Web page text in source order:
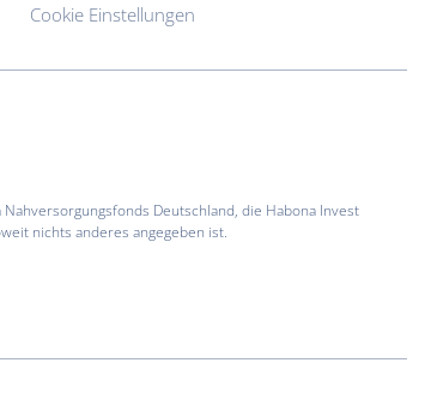
Cookie Einstellungen
Deutschland, die Habona Invest
nichts anderes angegeben ist.